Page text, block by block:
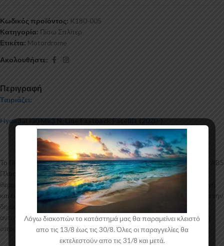
Κωδικός προϊόντος: K180-005
Κατηγορία: Πίσω Σπλίτερ
Ετικέτα: Motordrome
Ακολουθήστε:
Περιγραφή
Ταιριάζει:
Hyundai i30 Mk3 N-Line Fastback Facelift (2020-)
Το Πίσω Σπλίτερ για το Hyundai i30 Mk3 N-Line κατασκευάζεται από ABS
Πλαστικό υψηλής ποιότητας και αισθητικής σε μηχανές
θερμοδιαμόρφωσης τελευταίας τεχνολογίας έχοντας άψογη εφαρμογή
και εύκολη τοποθέτηση. Το υλικό πλαστικού που χρησιμοποιείται για την
δημιουργία προϊόντων έρχεται σε Μαύρο Γυαλιστερό χρώμα και με
αντιχαρακτική επιφάνεια. Συνοδεύεται από προστατευτική μεμβράνη
όπου αφαιρείται πριν την τοποθέτηση.
Λόγω διακοπών το κατάστημά μας θα παραμείνει κλειστό
απο τις 13/8 έως τις 30/8. Όλες οι παραγγελίες θα
εκτελεστούν απο τις 31/8 και μετά.